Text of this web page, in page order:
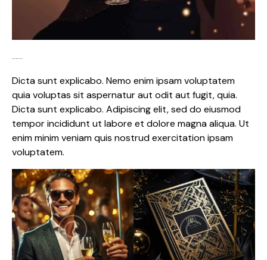
Lorem ipsum dolor
Dicta sunt explicabo. Nemo enim ipsam voluptatem
quia voluptas sit aspernatur aut odit aut fugit, quia.
Dicta sunt explicabo. Adipiscing elit, sed do eiusmod
tempor incididunt ut labore et dolore magna aliqua. Ut
enim minim veniam quis nostrud exercitation ipsam
voluptatem.